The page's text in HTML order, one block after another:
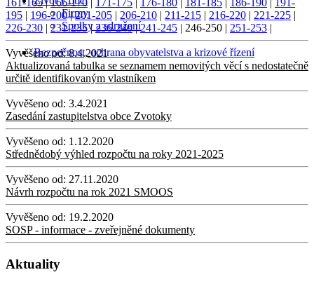
Firmy
Spolky a sdružení
Bezpečnost, ochrana obyvatelstva a krizové řízení
161-165|166-170 | 171-175 | 176-180 | 181-185 | 186-190 | 191-
195 | 196-200|201-205 | 206-210 | 211-215 | 216-220 | 221-225 |
226-230 |231-235|236-240|241-245 | 246-250 | 251-253 |
Vyvěšeno od:8.4.2021
Aktualizovaná tabulka se seznamem nemovitých věcí s nedostatečně
určitě identifikovaným vlastníkem
Vyvěšeno od: 3.4.2021
Zasedání zastupitelstva obce Zvotoky
Vyvěšeno od: 1.12.2020
Střednědobý výhled rozpočtu na roky 2021-2025
Vyvěšeno od: 27.11.2020
Návrh rozpočtu na rok 2021 SMOOS
Vyvěšeno od: 19.2.2020
SOSP - informace - zveřejněné dokumenty
Aktuality